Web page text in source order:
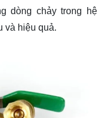
dòng chảy trong hệ
và hiệu quả.